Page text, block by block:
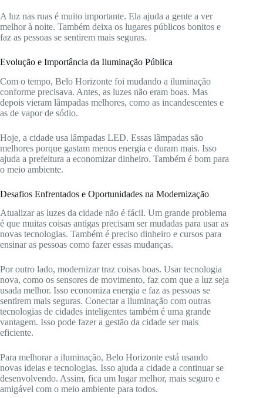
A luz nas ruas é muito importante. Ela ajuda a gente a ver
melhor à noite. Também deixa os lugares públicos bonitos e
faz as pessoas se sentirem mais seguras.
Evolução e Importância da Iluminação Pública
Com o tempo, Belo Horizonte foi mudando a iluminação
conforme precisava. Antes, as luzes não eram boas. Mas
depois vieram lâmpadas melhores, como as incandescentes e
as de vapor de sódio.
Hoje, a cidade usa lâmpadas LED. Essas lâmpadas são
melhores porque gastam menos energia e duram mais. Isso
ajuda a prefeitura a economizar dinheiro. Também é bom para
o meio ambiente.
Desafios Enfrentados e Oportunidades na Modernização
Atualizar as luzes da cidade não é fácil. Um grande problema
é que muitas coisas antigas precisam ser mudadas para usar as
novas tecnologias. Também é preciso dinheiro e cursos para
ensinar as pessoas como fazer essas mudanças.
Por outro lado, modernizar traz coisas boas. Usar tecnologia
nova, como os sensores de movimento, faz com que a luz seja
usada melhor. Isso economiza energia e faz as pessoas se
sentirem mais seguras. Conectar a iluminação com outras
tecnologias de cidades inteligentes também é uma grande
vantagem. Isso pode fazer a gestão da cidade ser mais
eficiente.
Para melhorar a iluminação, Belo Horizonte está usando
novas ideias e tecnologias. Isso ajuda a cidade a continuar se
desenvolvendo. Assim, fica um lugar melhor, mais seguro e
amigável com o meio ambiente para todos.